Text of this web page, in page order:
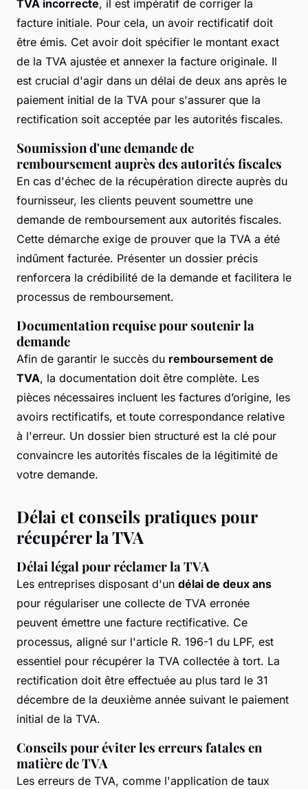
TVA incorrecte, il est impératif de corriger la
facture initiale. Pour cela, un avoir rectificatif doit
être émis. Cet avoir doit spécifier le montant exact
de la TVA ajustée et annexer la facture originale. Il
est crucial d'agir dans un délai de deux ans après le
paiement initial de la TVA pour s'assurer que la
rectification soit acceptée par les autorités fiscales.
Soumission d'une demande de
remboursement auprès des autorités fiscales
En cas d'échec de la récupération directe auprès du
fournisseur, les clients peuvent soumettre une
demande de remboursement aux autorités fiscales.
Cette démarche exige de prouver que la TVA a été
indûment facturée. Présenter un dossier précis
renforcera la crédibilité de la demande et facilitera le
processus de remboursement.
Documentation requise pour soutenir la
demande
Afin de garantir le succès du remboursement de
TVA, la documentation doit être complète. Les
pièces nécessaires incluent les factures d’origine, les
avoirs rectificatifs, et toute correspondance relative
à l'erreur. Un dossier bien structuré est la clé pour
convaincre les autorités fiscales de la légitimité de
votre demande.
Délai et conseils pratiques pour
récupérer la TVA
Délai légal pour réclamer la TVA
Les entreprises disposant d'un délai de deux ans
pour régulariser une collecte de TVA erronée
peuvent émettre une facture rectificative. Ce
processus, aligné sur l'article R. 196-1 du LPF, est
essentiel pour récupérer la TVA collectée à tort. La
rectification doit être effectuée au plus tard le 31
décembre de la deuxième année suivant le paiement
initial de la TVA.
Conseils pour éviter les erreurs fatales en
matière de TVA
Les erreurs de TVA, comme l'application de taux